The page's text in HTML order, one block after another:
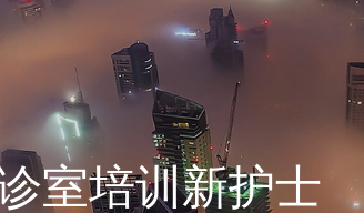
室培训新护士